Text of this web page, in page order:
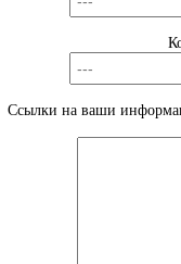
Ссылки на ваши